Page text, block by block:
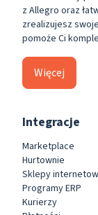
z Allegro oraz
zrealizujesz
pomoże Ci
Więcej
Integracje
Marketplace
Hurtownie
Sklepy
Programy ERP
Kurierzy